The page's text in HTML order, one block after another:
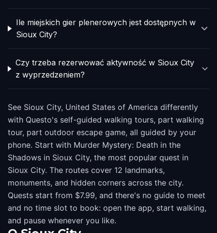
Ile miejskich gier plenerowych jest dostępnych w
Sioux City?
Czy trzeba rezerwować aktywność w Sioux City
z wyprzedzeniem?
See Sioux City, United States of America differently
with Questo's self-guided walking tours, part walking
tour, part outdoor escape game, all guided by your
phone. Start with Murder Mystery: Death in the
Shadows in Sioux City, the most popular quest in
Sioux City. The routes cover 12 landmarks,
monuments, and hidden corners across the city.
Quests start from $7.99, and there's no guide to meet
and no time slot to book: open the app, start walking,
and pause whenever you like.